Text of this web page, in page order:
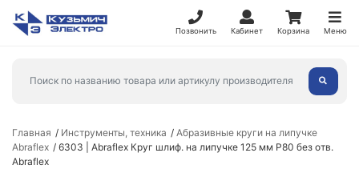
Позвонить Кабинет Корзина Меню
Главная Инструменты, техника
Абразивные круги на липучке
Abraflex
6303 | Abraflex Круг шлиф. на липучке 125 мм P80 без отв.
Abraflex